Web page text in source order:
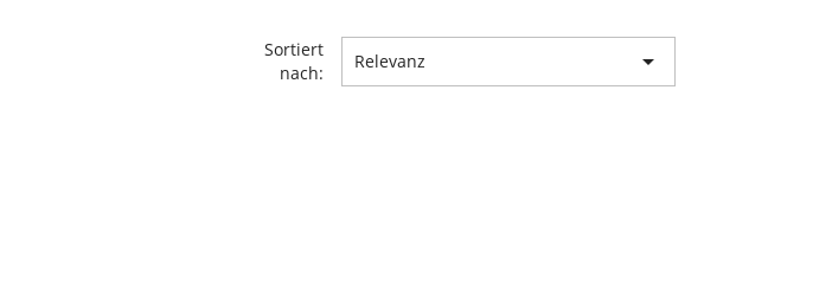
Sortiert
nach:
Relevanz 